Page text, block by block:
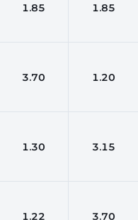
1.85 1.85
3.70 1.20
1.30 3.15
1.22 3.70